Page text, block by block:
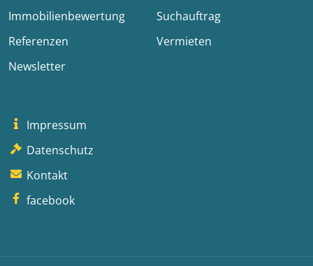
Immobilienbewertung
Suchauftrag
Referenzen
Vermieten
Newsletter
Impressum
Datenschutz
Kontakt
facebook